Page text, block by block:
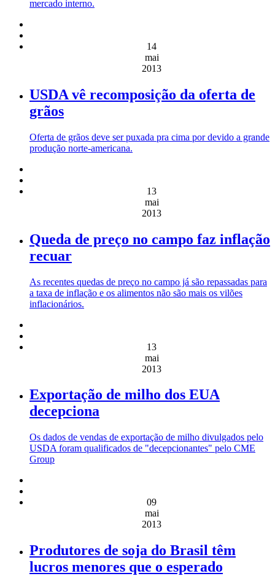
mercado interno.
14
mai
2013
USDA vê recomposição da oferta de
grãos
Oferta de grãos deve ser puxada pra cima por devido a grande
produção norte-americana.
13
mai
2013
Queda de preço no campo faz inflação
recuar
As recentes quedas de preço no campo já são repassadas para
a taxa de inflação e os alimentos não são mais os vilões
inflacionários.
13
mai
2013
Exportação de milho dos EUA
decepciona
Os dados de vendas de exportação de milho divulgados pelo
USDA foram qualificados de "decepcionantes" pelo CME
Group
09
mai
2013
Produtores de soja do Brasil têm
lucros menores que o esperado